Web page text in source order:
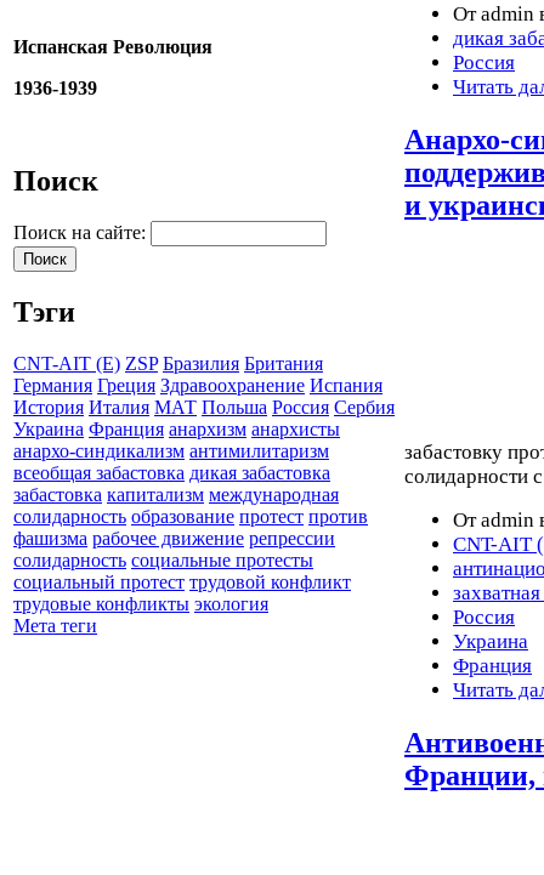
Испанская Революция
1936-1939
Поиск
Поиск на сайте:
Тэги
CNT-AIT (E) ZSP Бразилия Британия
Германия Греция Здравоохранение Испания
История Италия МАТ Польша Россия Сербия
Украина Франция анархизм анархисты
анархо-синдикализм антимилитаризм
всеобщая забастовка дикая забастовка
забастовка капитализм международная
солидарность образование протест против
фашизма рабочее движение репрессии
солидарность социальные протесты
социальный протест трудовой конфликт
трудовые конфликты экология
Мета теги
От admin
дикая
Россия
Читать
Анархо-
и
забастовку
солидарности
От admin
CNT-AIT
Россия
Украина
Франция
Читать
Франции,